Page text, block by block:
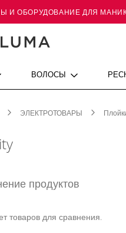
И ОБОРУДОВАНИЕ ДЛЯ
ВОЛОСЫ
ЭЛЕКТРОТОВАРЫ
продуктов
товаров для сравнения.